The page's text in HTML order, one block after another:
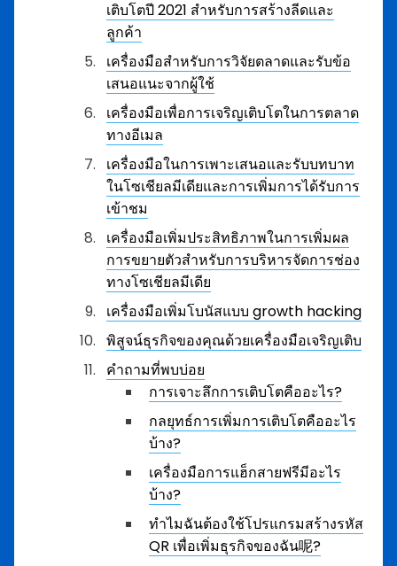
เติบโตปี 2021 สำหรับการสร้างลีดและ
ลูกค้า
เครื่องมือสำหรับการวิจัยตลาดและรับข้อ
เสนอแนะจากผู้ใช้
เครื่องมือเพื่อการเจริญเติบโตในการตลาด
ทางอีเมล
เครื่องมือในการเพาะเสนอและรับบทบาท
ในโซเชียลมีเดียและการเพิ่มการได้รับการ
เข้าชม
เครื่องมือเพิ่มประสิทธิภาพในการเพิ่มผล
การขยายตัวสำหรับการบริหารจัดการช่อง
ทางโซเชียลมีเดีย
เครื่องมือเพิ่มโบนัสแบบ growth hacking
พิสูจน์ธุรกิจของคุณด้วยเครื่องมือเจริญเติบ
คำถามที่พบบ่อย
การเจาะลึกการเติบโตคืออะไร?
กลยุทธ์การเพิ่มการเติบโตคืออะไร
บ้าง?
เครื่องมือการแฮ็กสายฟรีมีอะไร
บ้าง?
ทำไมฉันต้องใช้โปรแกรมสร้างรหัส
QR เพื่อเพิ่มธุรกิจของฉัน呢?